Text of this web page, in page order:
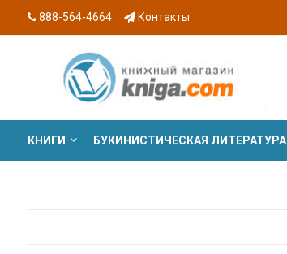
888-564-4664 Контакты
КНИГИ БУКИНИСТИЧЕСКАЯ ЛИТЕРАТУРА